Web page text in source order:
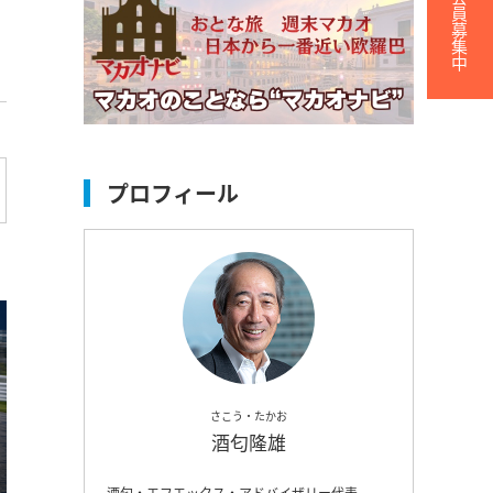
プロフィール
さこう・たかお
酒匂隆雄